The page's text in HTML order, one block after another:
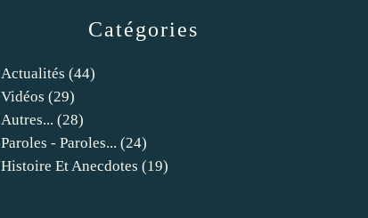
Catégories
Actualités (44)
Vidéos (29)
Autres... (28)
Paroles - Paroles... (24)
Histoire Et Anecdotes (19)